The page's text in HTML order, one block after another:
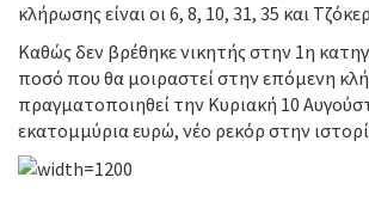
κλήρωσης είναι οι 6, 8, 10, 31, 35 και
Καθώς δεν βρέθηκε νικητής στην 1η
ποσό που θα μοιραστεί στην επόμενη
πραγματοποιηθεί την Κυριακή 10
εκατομμύρια ευρώ, νέο ρεκόρ στην